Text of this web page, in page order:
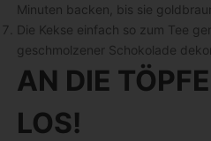
Minuten backen, bis sie
Die Kekse einfach so zum Tee
geschmolzener Schokolade
AN DIE
LOS!